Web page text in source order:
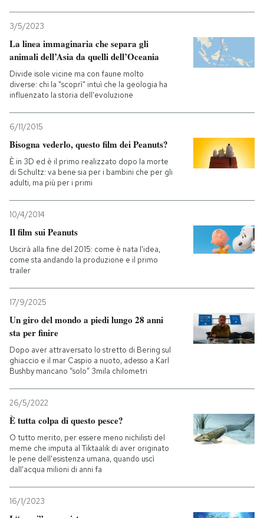
3/5/2023
La linea immaginaria che separa gli
animali dell’Asia da quelli dell’Oceania
Divide isole vicine ma con faune molto
diverse: chi la "scoprì" intuì che la geologia ha
influenzato la storia dell'evoluzione
6/11/2015
Bisogna vederlo, questo film dei Peanuts?
È in 3D ed è il primo realizzato dopo la morte
di Schultz: va bene sia per i bambini che per gli
adulti, ma più per i primi
10/4/2014
Il film sui Peanuts
Uscirà alla fine del 2015: come è nata l'idea,
come sta andando la produzione e il primo
trailer
17/9/2025
Un giro del mondo a piedi lungo 28 anni
sta per finire
Dopo aver attraversato lo stretto di Bering sul
ghiaccio e il mar Caspio a nuoto, adesso a Karl
Bushby mancano “solo” 3mila chilometri
26/5/2022
È tutta colpa di questo pesce?
O tutto merito, per essere meno nichilisti del
meme che imputa al Tiktaalik di aver originato
le pene dell'esistenza umana, quando uscì
dall'acqua milioni di anni fa
16/1/2023